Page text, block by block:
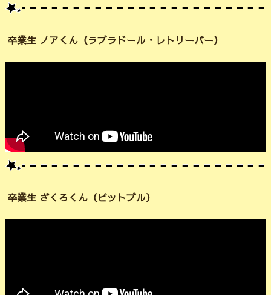
卒業生 ノアくん（ラブラドール・レトリーバー）
卒業生 ざくろくん（ピットブル）